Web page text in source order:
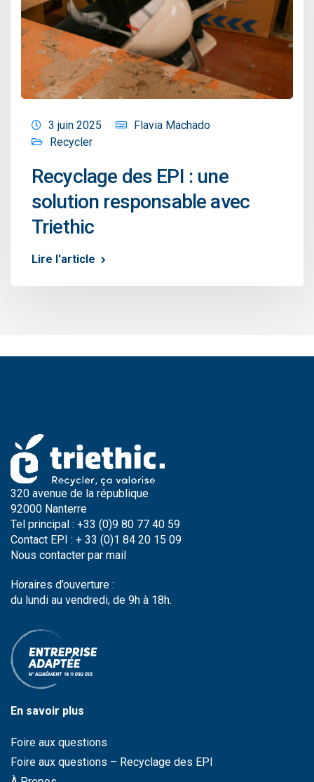
3 juin 2025
Flavia Machado
Recycler
Recyclage des EPI : une
solution responsable avec
Triethic
Lire l'article
320 avenue de la république
92000 Nanterre
Tel principal : +33 (0)9 80 77 40 59
Contact EPI : + 33 (0)1 84 20 15 09
Nous contacter par mail
Horaires d’ouverture :
du lundi au vendredi, de 9h à 18h.
En savoir plus
Foire aux questions
Foire aux questions – Recyclage des EPI